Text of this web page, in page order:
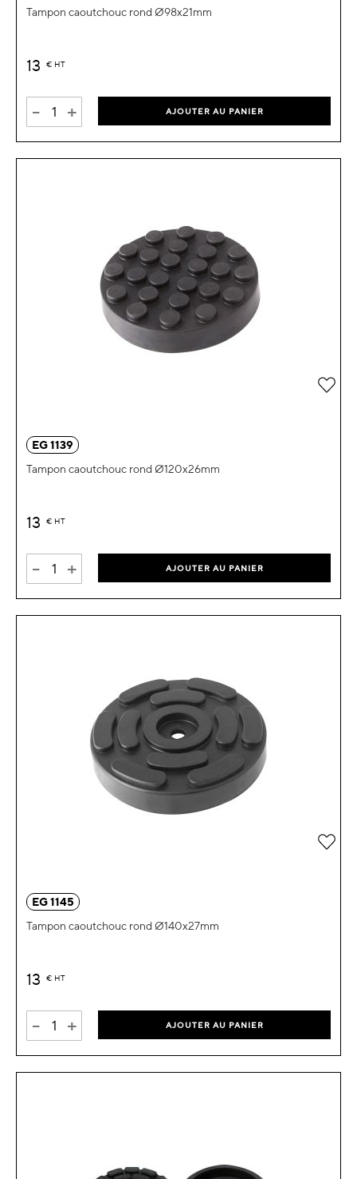
Tampon caoutchouc rond Ø98x21mm
13 € HT
- + AJOUTER AU PANIER
EG 1139
Tampon caoutchouc rond Ø120x26mm
13 € HT
- + AJOUTER AU PANIER
EG 1145
Tampon caoutchouc rond Ø140x27mm
13 € HT
- + AJOUTER AU PANIER